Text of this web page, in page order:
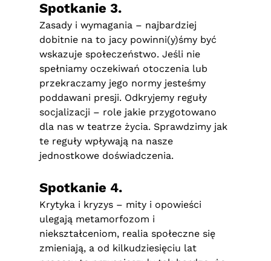
Spotkanie 3.
Zasady i wymagania – najbardziej
dobitnie na to jacy powinni(y)śmy być
wskazuje społeczeństwo. Jeśli nie
spełniamy oczekiwań otoczenia lub
przekraczamy jego normy jesteśmy
poddawani presji. Odkryjemy reguły
socjalizacji – role jakie przygotowano
dla nas w teatrze życia. Sprawdzimy jak
te reguły wpływają na nasze
jednostkowe doświadczenia.
Spotkanie 4.
Krytyka i kryzys – mity i opowieści
ulegają metamorfozom i
niekształceniom, realia społeczne się
zmieniają, a od kilkudziesięciu lat